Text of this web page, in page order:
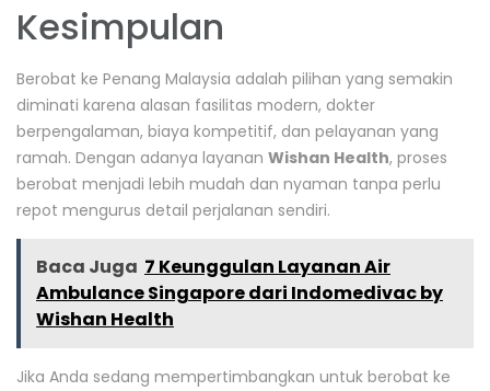
Kesimpulan
Berobat ke Penang Malaysia adalah pilihan yang semakin
diminati karena alasan fasilitas modern, dokter
berpengalaman, biaya kompetitif, dan pelayanan yang
ramah. Dengan adanya layanan Wishan Health, proses
berobat menjadi lebih mudah dan nyaman tanpa perlu
repot mengurus detail perjalanan sendiri.
Baca Juga 7 Keunggulan Layanan Air
Ambulance Singapore dari Indomedivac by
Wishan Health
Jika Anda sedang mempertimbangkan untuk berobat ke